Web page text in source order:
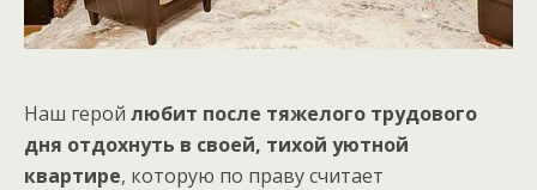
Наш герой любит после тяжелого трудового
дня отдохнуть в своей, тихой уютной
квартире, которую по праву считает